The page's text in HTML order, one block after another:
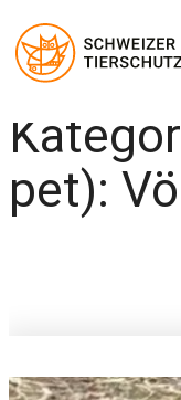
Inhalt
springen
pet):